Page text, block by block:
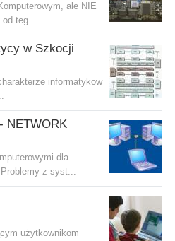
ale NIE
od teg...
w Szkocji
informatykow
NETWORK
dla
z syst...
użytkownikom